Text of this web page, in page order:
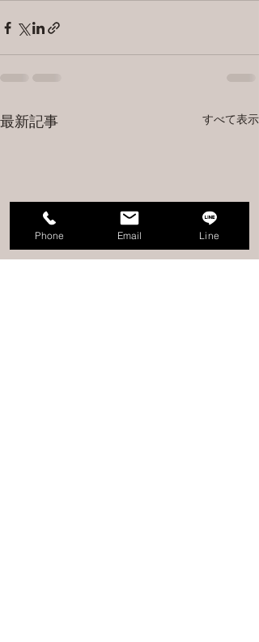
最新記事 すべて表示
Phone Email Line